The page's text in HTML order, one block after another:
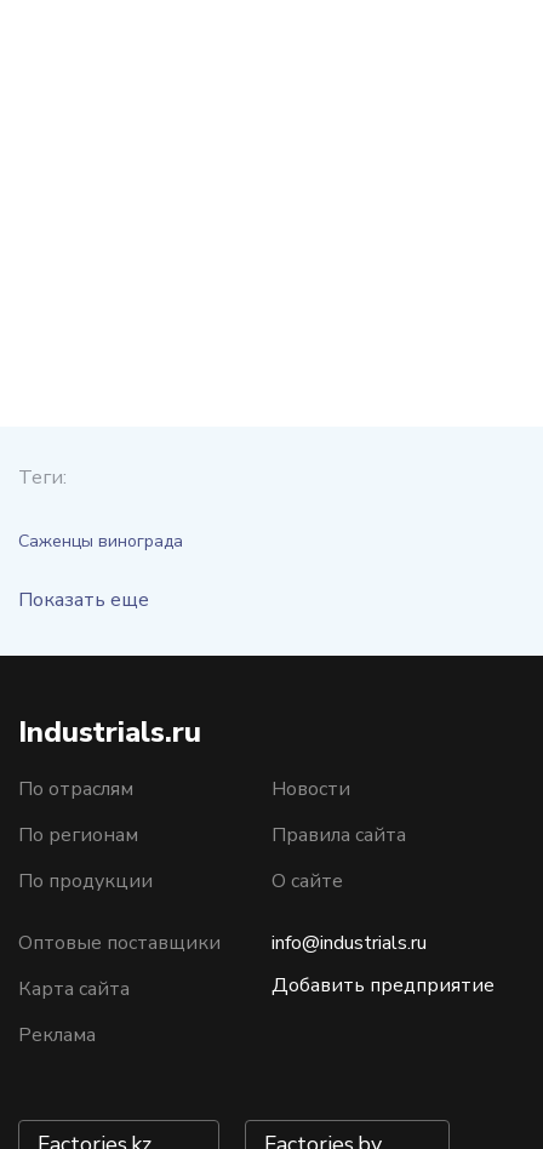
Теги:
Саженцы винограда
Показать еще
Industrials.ru
По отраслям
По регионам
По продукции
Новости
Правила сайта
О сайте
Оптовые поставщики
Карта сайта
Реклама
info@industrials.ru
Добавить предприятие